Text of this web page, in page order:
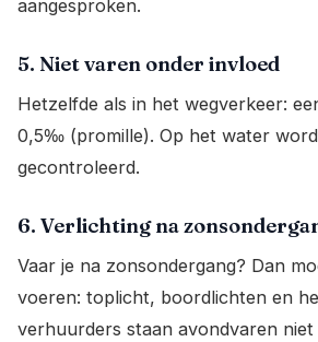
aangesproken.
5. Niet varen onder invloed
Hetzelfde als in het wegverkeer:
0,5‰ (promille). Op het water
gecontroleerd.
6. Verlichting na
Vaar je na zonsondergang? Dan
voeren: toplicht, boordlichten en
verhuurders staan avondvaren niet